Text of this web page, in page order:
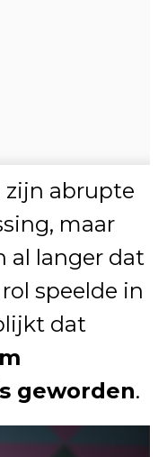
zijn abrupte
maar
al langer dat
speelde in
dat
geworden.